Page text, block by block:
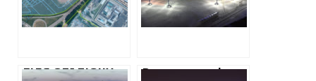
земель – ухвала
суду
БІЛЯ СТАДІОНУ
Реконструкція